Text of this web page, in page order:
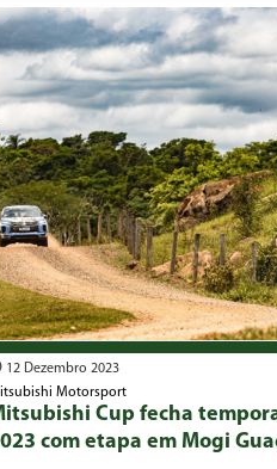
12 Dezembro 2023
Motorsport
Cup fecha
com etapa em Mogi